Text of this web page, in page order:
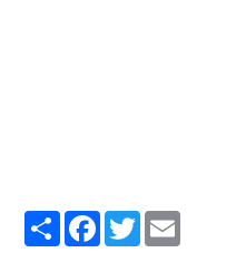
Share FacebookTwitter